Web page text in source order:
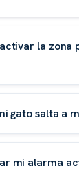
la zona
gato salta a
mi alarma